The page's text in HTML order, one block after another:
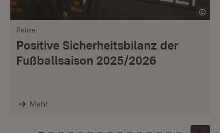
Polizei
Positive Sicherheitsbilanz der
Fußballsaison 2025/2026
Mehr